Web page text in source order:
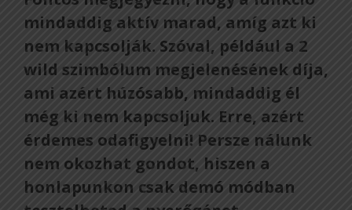
mindaddig aktív marad, amíg azt ki
nem kapcsolják. Szóval, például a 2
wild szimbólum megjelenésének díja,
ami azért húzósabb, mindaddig él
még ki nem kapcsoljuk. Erre, azért
érdemes odafigyelni! Persze nálunk
nem okozhat gondot, hiszen a
honlapunkon csak demó módban